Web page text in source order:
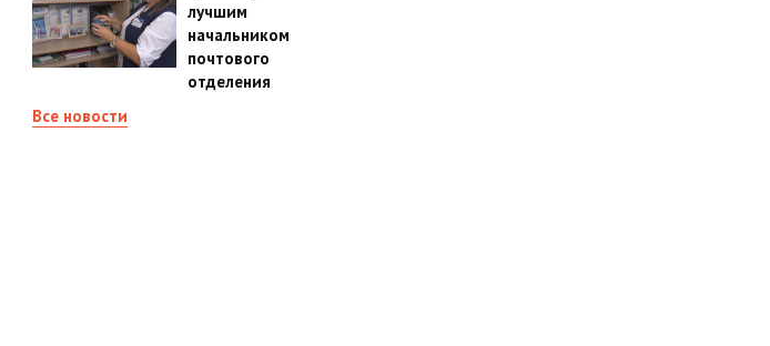
лучшим
начальником
почтового
отделения
Все новости